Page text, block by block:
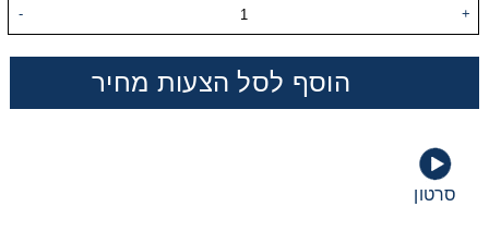
+
-
הוסף לסל הצעות מחיר
סרטון